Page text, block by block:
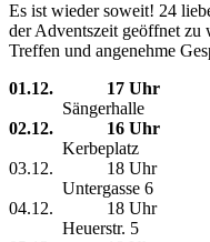
Es ist wieder soweit! 24
der Adventszeit geöffnet zu
Treffen und angenehme
01.12.
17 Uhr
Sängerhalle
02.12. 16 Uhr
Kerbeplatz
03.12. 18
Untergasse 6
04.12.
Heuerstr. 5